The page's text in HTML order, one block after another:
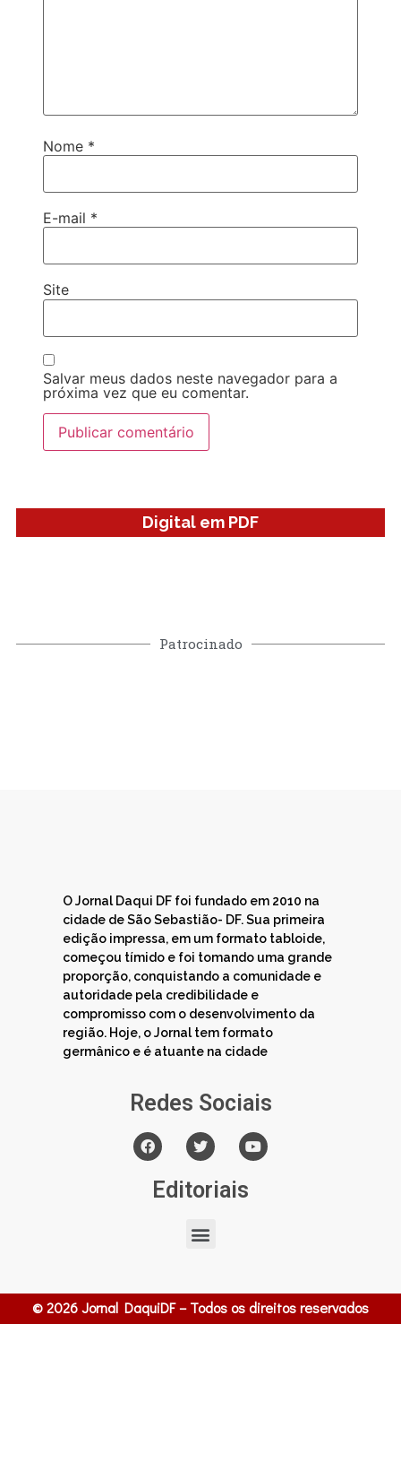
Nome *
E-mail *
Site
Salvar meus dados neste navegador para a
próxima vez que eu comentar.
Digital em PDF
Patrocinado
O Jornal Daqui DF foi fundado em 2010 na
cidade de São Sebastião- DF. Sua primeira
edição impressa, em um formato tabloide,
começou tímido e foi tomando uma grande
proporção, conquistando a comunidade e
autoridade pela credibilidade e
compromisso com o desenvolvimento da
região. Hoje, o Jornal tem formato
germânico e é atuante na cidade
Redes Sociais
Editoriais
© 2026 Jornal DaquiDF – Todos os direitos reservados